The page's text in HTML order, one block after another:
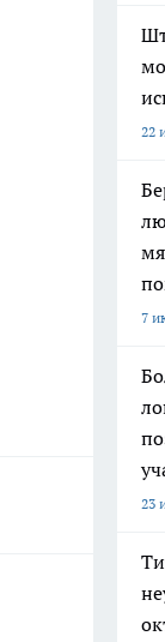
22
7
23